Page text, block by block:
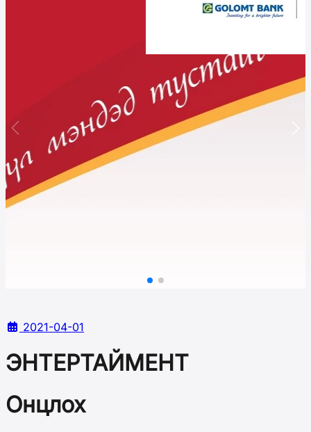
2021-04-01
ЭНТЕРТАЙМЕНТ
Онцлох